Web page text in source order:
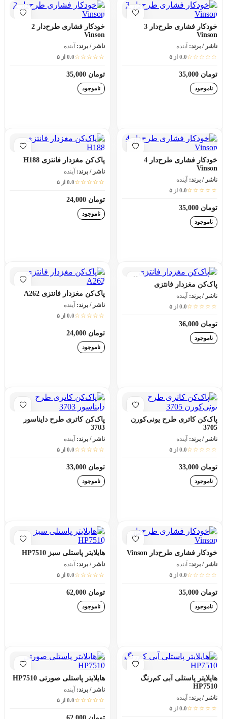
خودکار فشاری طرح‌دار 3
Vinson
ناشر / برند: آینده
☆☆☆☆☆0.0 از ۵
تومان 35,000
ناموجود
خودکار فشاری طرح‌دار 2
Vinson
ناشر / برند: آینده
☆☆☆☆☆0.0 از ۵
تومان 35,000
ناموجود
خودکار فشاری طرح‌دار 4
Vinson
ناشر / برند: آینده
☆☆☆☆☆0.0 از ۵
تومان 35,000
ناموجود
پاک‌کن مغزدار فانتزی H188
ناشر / برند: آینده
☆☆☆☆☆0.0 از ۵
تومان 24,000
ناموجود
پاک‌کن مغزدار فانتزی
ناشر / برند: آینده
☆☆☆☆☆0.0 از ۵
تومان 36,000
ناموجود
پاک‌کن مغزدار فانتزی A262
ناشر / برند: آینده
☆☆☆☆☆0.0 از ۵
تومان 24,000
ناموجود
پاک‌کن کاتری طرح یونی‌کورن
3705
ناشر / برند: آینده
☆☆☆☆☆0.0 از ۵
تومان 33,000
ناموجود
پاک‌کن کاتری طرح دایناسور
3703
ناشر / برند: آینده
☆☆☆☆☆0.0 از ۵
تومان 33,000
ناموجود
خودکار فشاری طرح‌دار Vinson
ناشر / برند: آینده
☆☆☆☆☆0.0 از ۵
تومان 35,000
ناموجود
هایلایتر پاستلی سبز HP7510
ناشر / برند: آینده
☆☆☆☆☆0.0 از ۵
تومان 62,000
ناموجود
هایلایتر پاستلی آبی کم‌رنگ
HP7510
ناشر / برند: آینده
☆☆☆☆☆0.0 از ۵
هایلایتر پاستلی صورتی HP7510
ناشر / برند: آینده
☆☆☆☆☆0.0 از ۵